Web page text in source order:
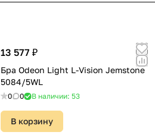
13 577 ₽
Бра Odeon Light L-Vision Jemstone
5084/5WL
0 0 В наличии: 53
В корзину